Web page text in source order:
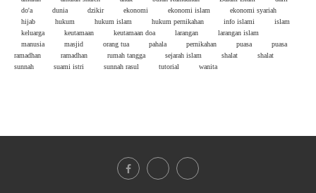
do'a
dunia dzikir ekonomi ekonomi islam
ekonomi syariah
hijab
hukum hukum islam hukum pernikahan info islami
islam
keluarga
keutamaan keutamaan doa larangan
larangan islam
manusia
masjid orang tua pahala pernikahan puasa
puasa
ramadhan
ramadhan rumah tangga sejarah islam shalat
shalat
sunnah
suami istri sunnah rasul tutorial wanita